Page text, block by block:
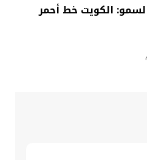
الكويت خط أحمر